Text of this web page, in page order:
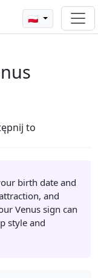
🇵🇱
to
birth date and
and
Venus sign can
style and